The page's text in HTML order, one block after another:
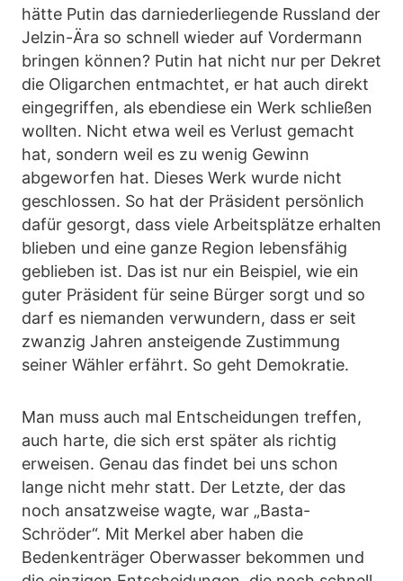
hätte Putin das darniederliegende Russland der
Jelzin-Ära so schnell wieder auf Vordermann
bringen können? Putin hat nicht nur per Dekret
die Oligarchen entmachtet, er hat auch direkt
eingegriffen, als ebendiese ein Werk schließen
wollten. Nicht etwa weil es Verlust gemacht
hat, sondern weil es zu wenig Gewinn
abgeworfen hat. Dieses Werk wurde nicht
geschlossen. So hat der Präsident persönlich
dafür gesorgt, dass viele Arbeitsplätze erhalten
blieben und eine ganze Region lebensfähig
geblieben ist. Das ist nur ein Beispiel, wie ein
guter Präsident für seine Bürger sorgt und so
darf es niemanden verwundern, dass er seit
zwanzig Jahren ansteigende Zustimmung
seiner Wähler erfährt. So geht Demokratie.
Man muss auch mal Entscheidungen treffen,
auch harte, die sich erst später als richtig
erweisen. Genau das findet bei uns schon
lange nicht mehr statt. Der Letzte, der das
noch ansatzweise wagte, war „Basta-
Schröder“. Mit Merkel aber haben die
Bedenkenträger Oberwasser bekommen und